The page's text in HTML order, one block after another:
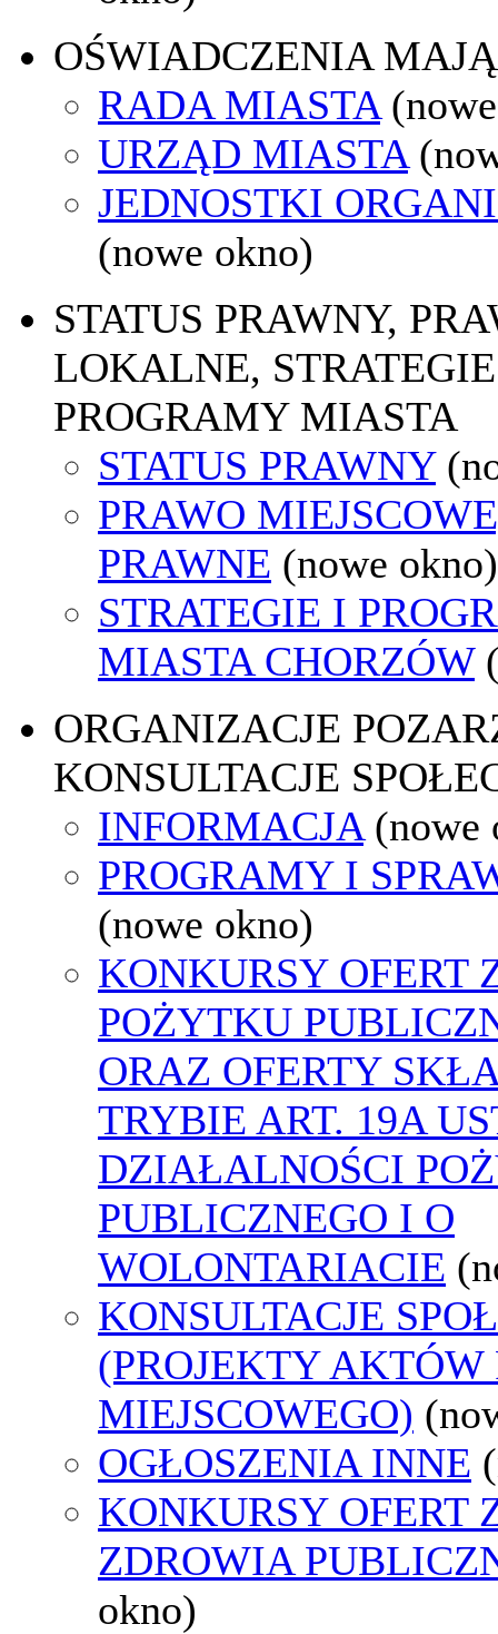
OŚWIADCZENIA
RADA MIASTA
URZĄD MIASTA
JEDNOSTKI
(nowe okno)
STATUS PRAWNY,
LOKALNE,
PROGRAMY MIASTA
STATUS PRAWNY
PRAWO
PRAWNE (nowe okno)
STRATEGIE I
MIASTA CHORZÓW
ORGANIZACJE
KONSULTACJE
INFORMACJA (nowe
PROGRAMY I
(nowe okno)
KONKURSY OFERT
POŻYTKU
ORAZ OFERTY
TRYBIE ART. 19A
DZIAŁALNOŚCI
PUBLICZNEGO I O
WOLONTARIACIE
KONSULTACJE
(PROJEKTY AKTÓW
MIEJSCOWEGO)
OGŁOSZENIA INNE
KONKURSY OFERT
ZDROWIA
okno)